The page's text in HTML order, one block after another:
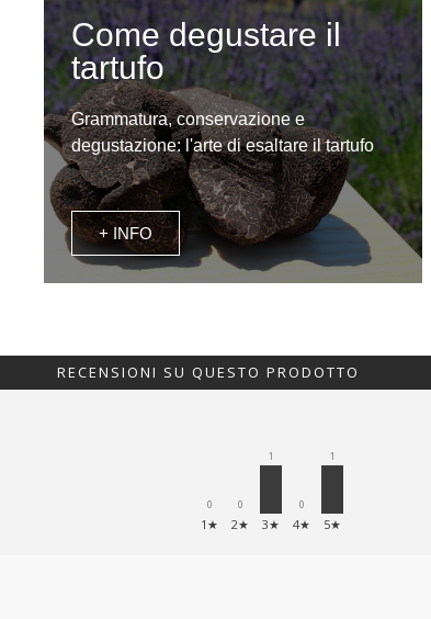
Come degustare il
tartufo
Grammatura, conservazione e
degustazione: l'arte di esaltare il tartufo
+ INFO
RECENSIONI SU QUESTO PRODOTTO
0
1★
0
2★
1
3★
0
4★
1
5★